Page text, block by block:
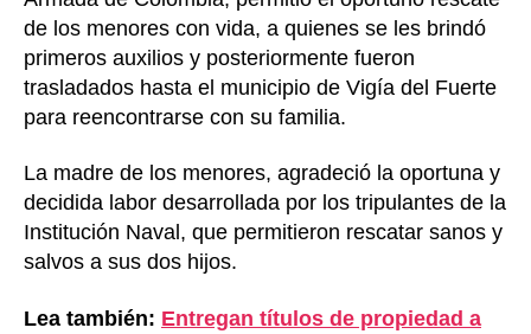
de los menores con vida, a quienes se les brindó
primeros auxilios y posteriormente fueron
trasladados hasta el municipio de Vigía del Fuerte
para reencontrarse con su familia.
La madre de los menores, agradeció la oportuna y
decidida labor desarrollada por los tripulantes de la
Institución Naval, que permitieron rescatar sanos y
salvos a sus dos hijos.
Lea también: Entregan títulos de propiedad a